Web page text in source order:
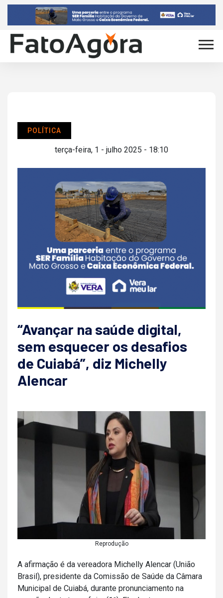
POLÍTICA
terça-feira, 1 - julho 2025 - 18:10
“Avançar na saúde digital,
sem esquecer os desafios
de Cuiabá”, diz Michelly
Alencar
Reprodução
A afirmação é da vereadora Michelly Alencar (União
Brasil), presidente da Comissão de Saúde da Câmara
Municipal de Cuiabá, durante pronunciamento na